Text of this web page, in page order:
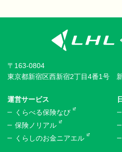
〒163-0804
東京都新宿区西新宿2丁目4番1号
運営サービス
くらべる保険なび
保険ノリアル
くらしのお金ニアエル